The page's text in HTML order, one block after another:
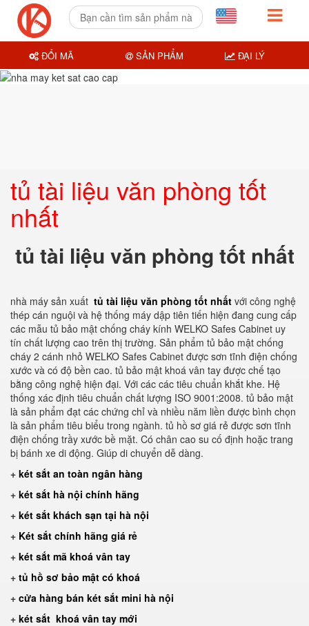
tủ tài liệu văn phòng tốt
nhất
tủ tài liệu văn phòng tốt nhất
nhà máy sản xuất tủ tài liệu văn phòng tốt nhất với công nghệ
thép cán nguội và hệ thống máy dập tiên tiến hiện đang cung cấp
các mẫu tủ bảo mật chống cháy kính WELKO Safes Cabinet uy
tín chất lượng cao trên thị trường. Sản phẩm tủ bảo mật chống
cháy 2 cánh nhỏ WELKO Safes Cabinet được sơn tĩnh điện chống
xước và có độ bền cao. tủ bảo mật khoá vân tay được chế tạo
bằng công nghệ hiện đại. Với các các tiêu chuẩn khắt khe. Hệ
thống xác định tiêu chuẩn chất lượng ISO 9001:2008. tủ bảo mật
là sản phẩm đạt các chứng chỉ và nhiều năm liền được bình chọn
là sản phẩm tiêu biểu trong ngành. tủ hồ sơ giá rẻ được sơn tĩnh
điện chống trầy xước bề mặt. Có chân cao su cố định hoặc trang
bị bánh xe di động. Giúp di chuyển dễ dàng.
+ két sắt an toàn ngân hàng
+ két sắt hà nội chính hãng
+ két sắt khách sạn tại hà nội
+ Két sắt chính hãng giá rẻ
+ két sắt mã khoá vân tay
+ tủ hồ sơ bảo mật có khoá
+ cửa hàng bán két sắt mini hà nội
+ két sắt khoá vân tay mới
ĐỔI MÃ SẢN PHẨM ĐẠI LÝ